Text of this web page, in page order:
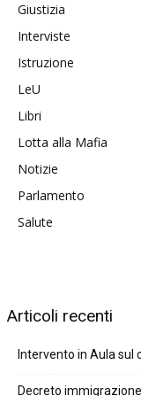
Giustizia
Interviste
Istruzione
LeU
Libri
Lotta alla Mafia
Notizie
Parlamento
Salute
Articoli recenti
Intervento in Aula sul
Decreto